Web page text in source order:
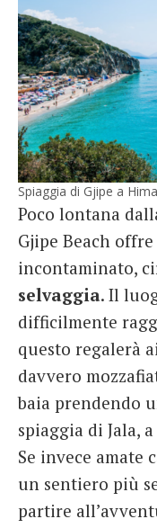
Spiaggia di Gjipe a
Poco lontana
Gjipe Beach
incontaminato,
selvaggia. Il
difficilmente
questo regalerà
davvero
baia prendendo
spiaggia di Jala,
Se invece amate
un sentiero più
partire